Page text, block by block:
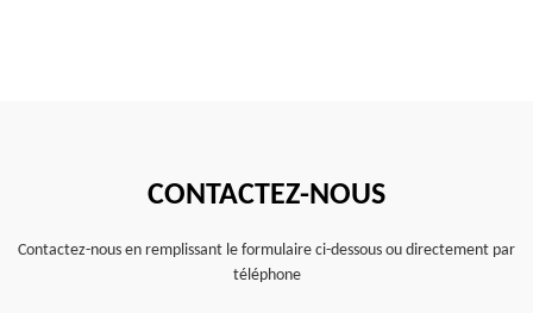
CONTACTEZ-NOUS
Contactez-nous en remplissant le formulaire ci-dessous ou directement par
téléphone